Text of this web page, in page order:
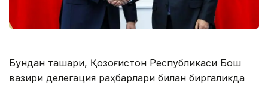
Бундан ташқари, Қозоғистон Республикаси Бош
вазири делегация раҳбарлари билан биргаликда